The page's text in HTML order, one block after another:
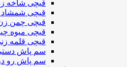
قیچی شاخه
قیچی
قیچی چمن
قیچی میوه
قیچی قلمه
سم پاش
سم پاش رو